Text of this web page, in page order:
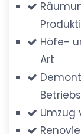
Höfe-
Art
Umzug